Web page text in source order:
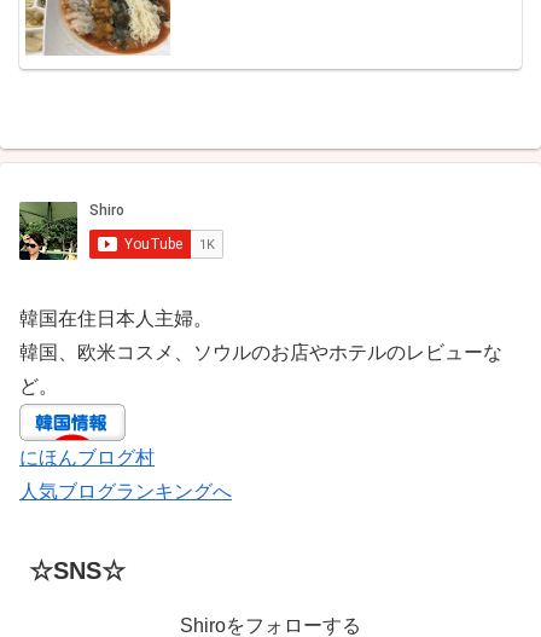
韓国在住日本人主婦。
韓国、欧米コスメ、ソウルのお店やホテルのレビューな
ど。
にほんブログ村
人気ブログランキングへ
☆SNS☆
Shiroをフォローする